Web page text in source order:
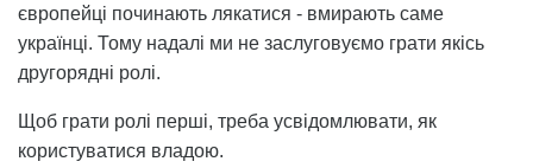
європейці починають лякатися - вмирають саме
українці. Тому надалі ми не заслуговуємо грати якісь
другорядні ролі.
Щоб грати ролі перші, треба усвідомлювати, як
користуватися владою.